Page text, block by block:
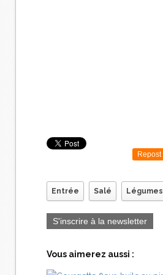
Repost
Entrée Salé Légumes
S'inscrire à la newsletter
Vous aimerez aussi :